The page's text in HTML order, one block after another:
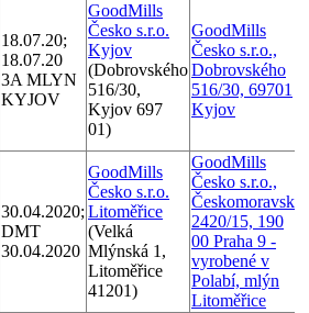
18.07.20;
18.07.20
3A MLYN
KYJOV
GoodMills
Česko s.r.o.
Kyjov
(Dobrovského
516/30,
Kyjov 697
01)
GoodMills
Česko s.r.o.,
Dobrovského
516/30, 69701
Kyjov
30.04.2020;
DMT
30.04.2020
GoodMills
Česko s.r.o.
Litoměřice
(Velká
Mlýnská 1,
Litoměřice
41201)
GoodMills
Česko s.r.o.,
Českomoravská
2420/15, 190
00 Praha 9 -
vyrobené v
Polabí, mlýn
Litoměřice